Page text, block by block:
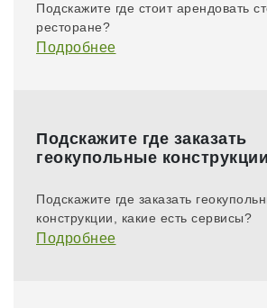
Подскажите где стоит арендовать
ресторане?
Подробнее
Подскажите где заказать
геокупольные конструкции
Подскажите где заказать
конструкции, какие есть сервисы?
Подробнее